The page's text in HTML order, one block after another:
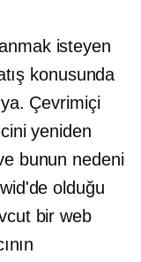
isteyen
konusunda
Çevrimiçi
yeniden
bunun nedeni
olduğu
bir web